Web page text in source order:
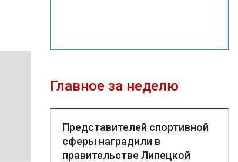
Главное за неделю
Представителей спортивной
сферы наградили в
правительстве Липецкой